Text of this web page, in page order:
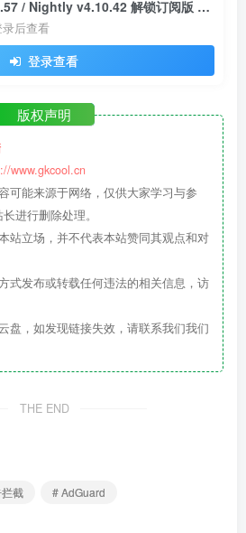
AdGuard Stable v4.8.57 / Nightly v4.10.42 解锁订阅版 广告拦截大杀器
后查看
登录查看
版权声明
www.gkcool.cn
可能来源于网络，仅供大家学习与参
进行删除处理。
站立场，并不代表本站赞同其观点和对
式发布或转载任何违法的相关信息，访
盘，如发现链接失效，请联系我们我们
THE END
截 # AdGuard